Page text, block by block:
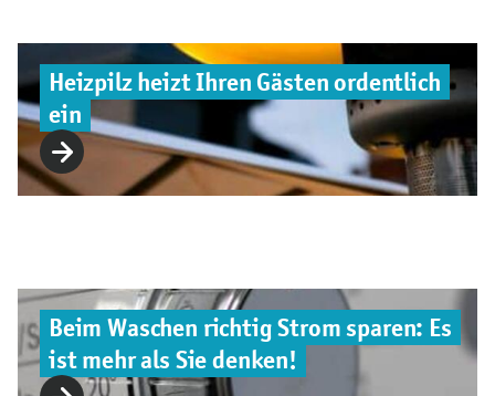
Heizpilz heizt Ihren Gästen ordentlich
ein
Beim Waschen richtig Strom sparen: Es
ist mehr als Sie denken!